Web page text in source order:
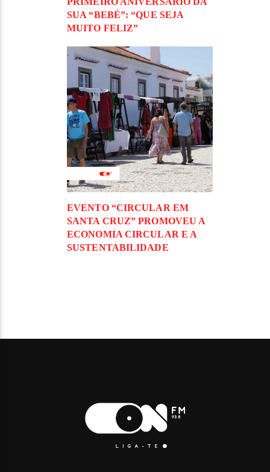
SUA “BEBÉ”: “QUE SEJA
MUITO FELIZ”
EVENTO “CIRCULAR EM
SANTA CRUZ” PROMOVEU A
ECONOMIA CIRCULAR E A
SUSTENTABILIDADE